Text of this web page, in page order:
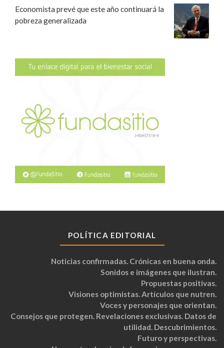
Economista prevé que este año continuará la
pobreza generalizada
POLÍTICA EDITORIAL
Noticias confirmadas. Crónicas en buena onda.
Sonidos e imágenes que ilustran.
Propuestas positivas.
Visiones optimistas. Artículos que nutren.
Voces y personajes que orientan.
Consejos que protegen. Revelaciones exclusivas. Datos de
utilidad. Descubrimientos.
Futuro y perspectivas.